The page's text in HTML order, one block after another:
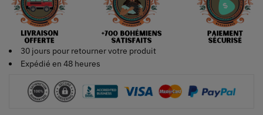
30 jours pour retourner votre produit
Expédié en 48 heures